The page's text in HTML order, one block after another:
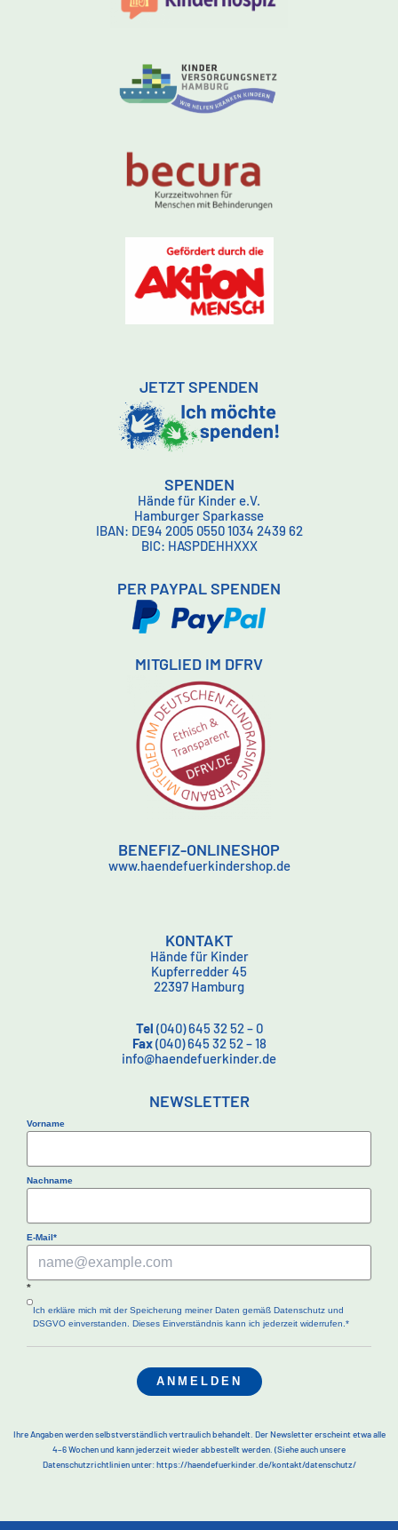
JETZT SPENDEN
SPENDEN
Hände für Kinder e.V.
Hamburger Sparkasse
IBAN: DE94 2005 0550 1034 2439 62
BIC: HASPDEHHXXX
PER PAYPAL SPENDEN
MITGLIED IM DFRV
BENEFIZ-ONLINESHOP
www.haendefuerkindershop.de
KONTAKT
Hände für Kinder
Kupferredder 45
22397 Hamburg
Tel (040) 645 32 52 – 0
Fax(040) 645 32 52 – 18
info@haendefuerkinder.de
NEWSLETTER
Vorname
Nachname
E-Mail*
*
Ich erkläre mich mit der Speicherung meiner Daten gemäß Datenschutz und
DSGVO einverstanden. Dieses Einverständnis kann ich jederzeit widerrufen.*
ANMELDEN
Ihre Angaben werden selbstverständlich vertraulich behandelt. Der Newsletter erscheint etwa alle
4–6 Wochen und kann jederzeit wieder abbestellt werden. (Siehe auch unsere
Datenschutzrichtlinien unter: https://haendefuerkinder.de/kontakt/datenschutz/